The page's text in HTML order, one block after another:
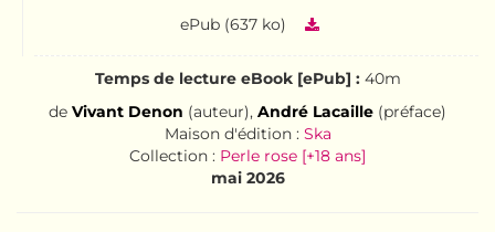
ePub (637 ko)
Temps de lecture eBook [ePub] :40m
de Vivant Denon (auteur), André Lacaille (préface)
Maison d'édition : Ska
Collection : Perle rose [+18 ans]
mai 2026